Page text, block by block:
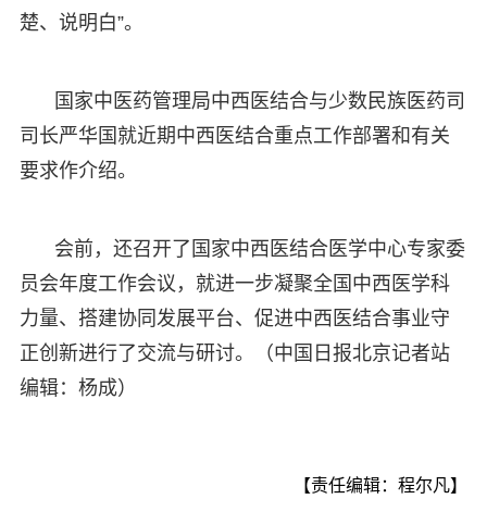
楚、说明白”。
国家中医药管理局中西医结合与少数民族医药司
司长严华国就近期中西医结合重点工作部署和有关
要求作介绍。
会前，还召开了国家中西医结合医学中心专家委
员会年度工作会议，就进一步凝聚全国中西医学科
力量、搭建协同发展平台、促进中西医结合事业守
正创新进行了交流与研讨。（中国日报北京记者站
编辑：杨成）
【责任编辑：程尔凡】